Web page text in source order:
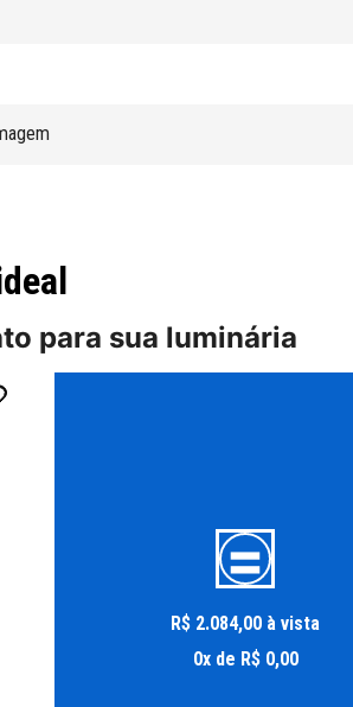
para sua luminária
R$ 2.084,00 à vista
0x de R$ 0,00